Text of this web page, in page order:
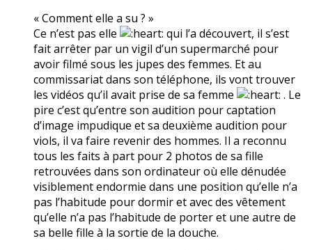
« Comment elle a su ? »
Ce n’est pas elle
qui l’a découvert, il s’est
fait arrêter par un vigil d’un supermarché pour
avoir filmé sous les jupes des femmes. Et au
commissariat dans son téléphone, ils vont trouver
les vidéos qu’il avait prise de sa femme
. Le
pire c’est qu’entre son audition pour captation
d’image impudique et sa deuxième audition pour
viols, il va faire revenir des hommes. Il a reconnu
tous les faits à part pour 2 photos de sa fille
retrouvées dans son ordinateur où elle dénudée
visiblement endormie dans une position qu’elle n’a
pas l’habitude pour dormir et avec des vêtement
qu’elle n’a pas l’habitude de porter et une autre de
sa belle fille à la sortie de la douche.